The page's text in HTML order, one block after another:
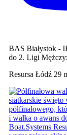
BAS Białystok -
do 2. Ligi
Resursa Łódź 29